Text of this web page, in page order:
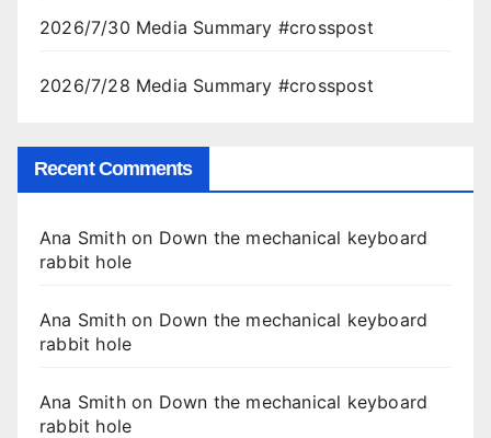
2026/7/30 Media Summary #crosspost
2026/7/28 Media Summary #crosspost
Recent Comments
Ana Smithon Down the mechanical keyboard
rabbit hole
Ana Smithon Down the mechanical keyboard
rabbit hole
Ana Smithon Down the mechanical keyboard
rabbit hole